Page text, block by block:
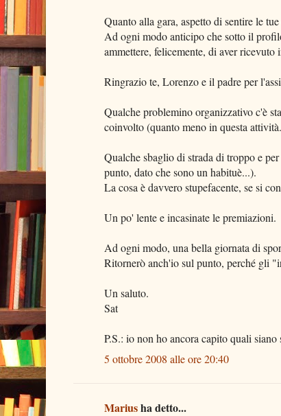
Quanto alla gara, aspetto di sentire le
Ad ogni modo anticipo che sotto il
ammettere, felicemente, di aver
Ringrazio te, Lorenzo e il padre per
Qualche problemino organizzativo c'è
coinvolto (quanto meno in questa
Qualche sbaglio di strada di troppo e
punto, dato che sono un habituè...).
La cosa è davvero stupefacente, se si
Un po' lente e incasinate le premiazioni.
Ad ogni modo, una bella giornata di
Ritornerò anch'io sul punto, perché gli
Un saluto.
Sat
P.S.: io non ho ancora capito quali
5 ottobre 2008 alle ore 20:40
Mariusha detto...